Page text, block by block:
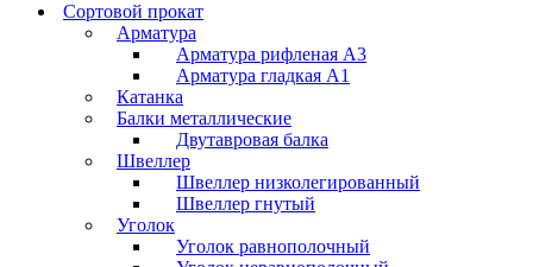
Сортовой прокат
Арматура
Арматура рифленая А3
Арматура гладкая А1
Катанка
Балки металлические
Двутавровая балка
Швеллер
Швеллер низколегированный
Швеллер гнутый
Уголок
Уголок равнополочный